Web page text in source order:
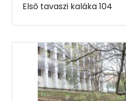
Első tavaszi kaláka 104